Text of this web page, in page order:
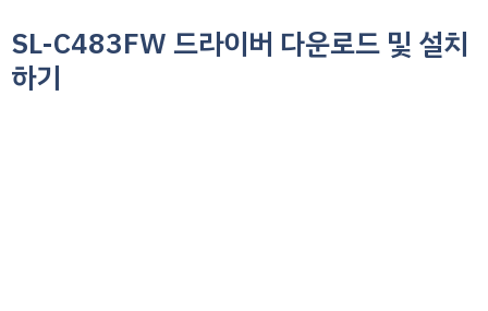
SL-C483FW 드라이버 다운로드 및 설치
하기